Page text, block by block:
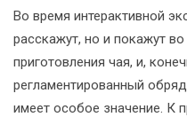
Во время интерактивной
расскажут, но и покажут
приготовления чая, и,
регламентированный
имеет особое значение. К